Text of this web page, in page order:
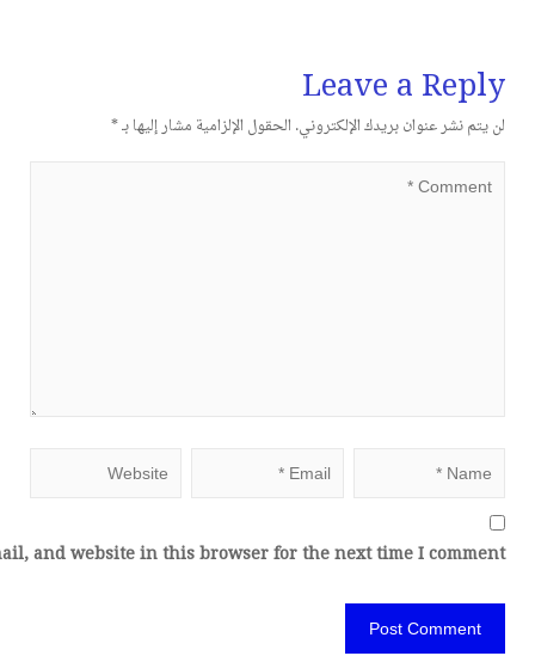
Leave a Reply
لن يتم نشر عنوان بريدك الإلكتروني. الحقول الإلزامية مشار إليها بـ*
and website in this browser for the next time I comment.